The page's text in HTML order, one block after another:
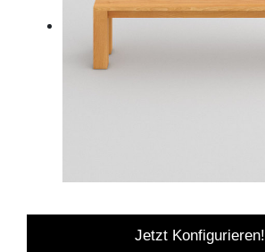
Jetzt Konfigurieren!